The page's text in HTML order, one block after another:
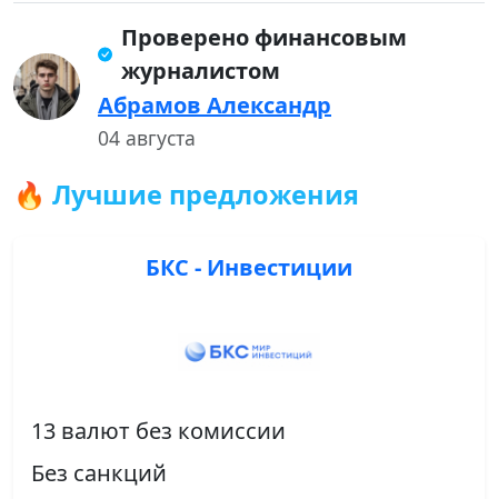
Проверено финансовым
журналистом
Абрамов Александр
04 августа
🔥 Лучшие предложения
БКС - Инвестиции
13 валют без комиссии
Без санкций